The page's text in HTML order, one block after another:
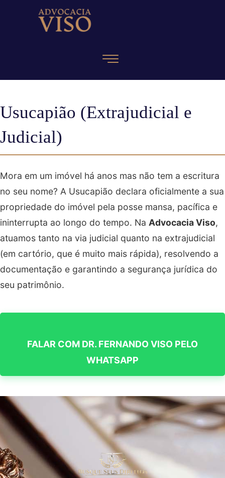
Usucapião (Extrajudicial e
Judicial)
Mora em um imóvel há anos mas não tem a escritura
no seu nome? A Usucapião declara oficialmente a sua
propriedade do imóvel pela posse mansa, pacífica e
ininterrupta ao longo do tempo. Na Advocacia Viso,
atuamos tanto na via judicial quanto na extrajudicial
(em cartório, que é muito mais rápida), resolvendo a
documentação e garantindo a segurança jurídica do
seu patrimônio.
FALAR COM DR. FERNANDO VISO PELO
WHATSAPP